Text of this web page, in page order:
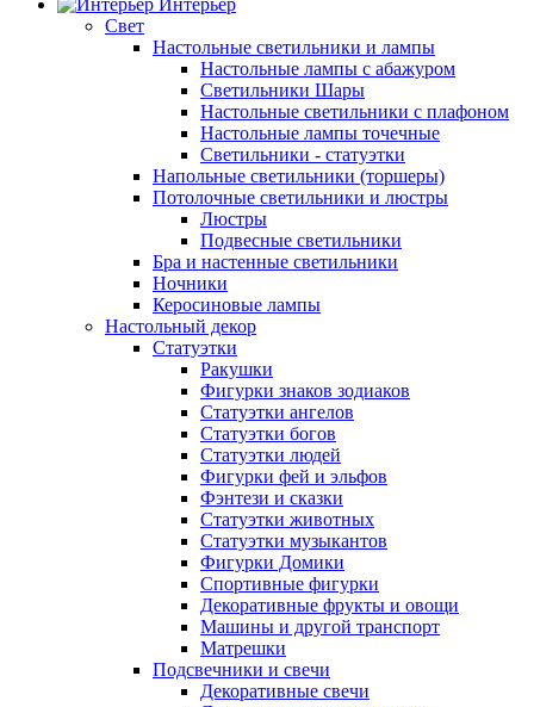
Интерьер
Свет
Настольные светильники и лампы
Настольные лампы с абажуром
Светильники Шары
Настольные светильники с плафоном
Настольные лампы точечные
Светильники - статуэтки
Напольные светильники (торшеры)
Потолочные светильники и люстры
Люстры
Подвесные светильники
Бра и настенные светильники
Ночники
Керосиновые лампы
Настольный декор
Статуэтки
Ракушки
Фигурки знаков зодиаков
Статуэтки ангелов
Статуэтки богов
Статуэтки людей
Фигурки фей и эльфов
Фэнтези и сказки
Статуэтки животных
Статуэтки музыкантов
Фигурки Домики
Спортивные фигурки
Декоративные фрукты и овощи
Машины и другой транспорт
Матрешки
Подсвечники и свечи
Декоративные свечи